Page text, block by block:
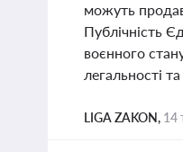
можуть
Публічність
воєнного
легальності
LIGA ZAKON, 14